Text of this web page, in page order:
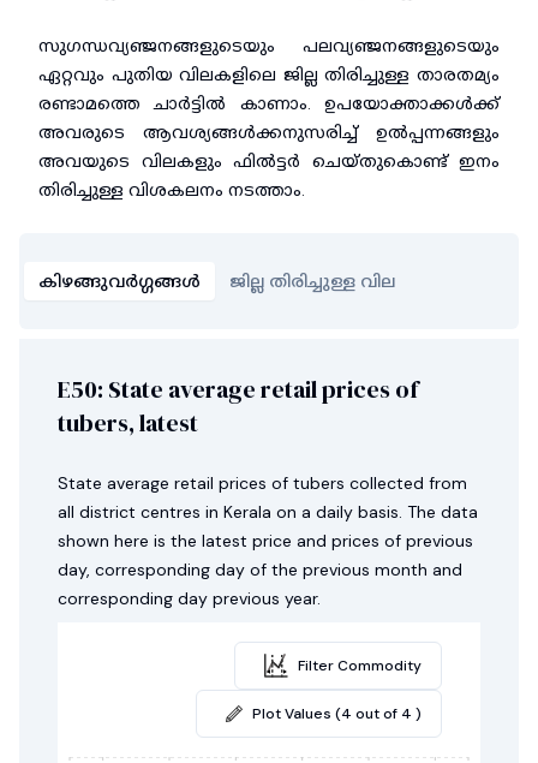
സുഗന്ധവ്യഞ്ജനങ്ങളുടെയും പലവ്യഞ്ജനങ്ങളുടെയും
ഏറ്റവും പുതിയ വിലകളിലെ ജില്ല തിരിച്ചുള്ള താരതമ്യം
രണ്ടാമത്തെ ചാർട്ടിൽ കാണാം. ഉപയോക്താക്കൾക്ക്
അവരുടെ ആവശ്യങ്ങൾക്കനുസരിച്ച് ഉൽപ്പന്നങ്ങളും
അവയുടെ വിലകളും ഫിൽട്ടർ ചെയ്തുകൊണ്ട് ഇനം
തിരിച്ചുള്ള വിശകലനം നടത്താം.
കിഴങ്ങുവർഗ്ഗങ്ങൾ ജില്ല തിരിച്ചുള്ള വില
E50: State average retail prices of
tubers, latest
State average retail prices of tubers collected from
all district centres in Kerala on a daily basis. The data
shown here is the latest price and prices of previous
day, corresponding day of the previous month and
corresponding day previous year.
Filter Commodity
Plot Values (4 out of 4 )